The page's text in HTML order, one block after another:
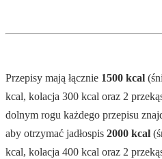
Przepisy mają łącznie 1500 kcal
kcal, kolacja 300 kcal oraz 2
dolnym rogu każdego przepisu
aby otrzymać jadłospis 2000 kcal
kcal, kolacja 400 kcal oraz 2